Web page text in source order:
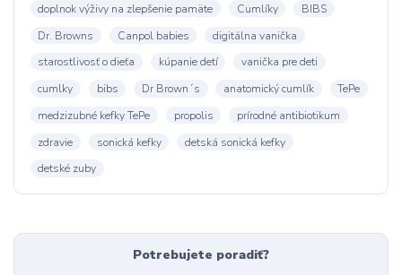
doplnok výživy na zlepšenie pamäte
Cumlíky
BIBS
Dr. Browns
Canpol babies
digitálna vanička
starostlivosť o dieťa
kúpanie detí
vanička pre deti
cumlky
bibs Dr Brown´s anatomický cumlík
TePe
medzizubné kefky TePe
propolis
prírodné antibiotikum
zdravie
sonická kefky
detská sonická kefky
detské zuby
Potrebujete poradiť?